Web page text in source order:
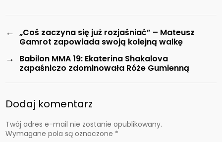
← „Coś zaczyna się już rozjaśniać” – Mateusz
Gamrot zapowiada swoją kolejną walkę
→
Babilon MMA 19: Ekaterina Shakalova
zapaśniczo zdominowała Róże Gumienną
Dodaj komentarz
Twój adres e-mail nie zostanie opublikowany.
Wymagane pola są oznaczone *